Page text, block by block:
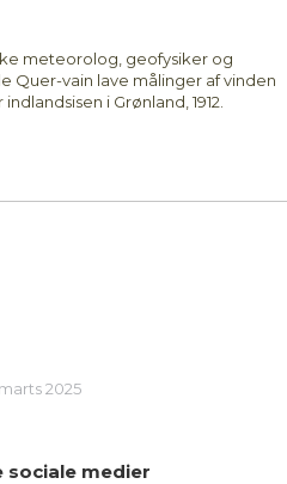
meteorolog, geofysiker og
Quer-vain lave målinger af vinden
i Grønland, 1912.
marts 2025
sociale medier